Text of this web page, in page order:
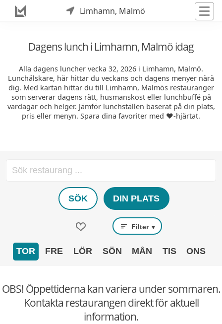
Limhamn, Malmö
Dagens lunch i Limhamn, Malmö idag
Alla dagens luncher vecka 32, 2026 i Limhamn, Malmö.
Lunchälskare, här hittar du veckans och dagens menyer närä
dig. Med kartan hittar du till Limhamn, Malmös restauranger
som serverar dagens rätt, husmanskost eller lunchbuffé på
vardagar och helger. Jämför lunchställen baserat på din plats,
pris eller menyn. Spara dina favoriter med ❤️-hjärtat.
SÖK DIN PLATS
Filter ▼
TOR FRE LÖR SÖN MÅN TIS ONS
OBS! Öppettiderna kan variera under sommaren.
Kontakta restaurangen direkt för aktuell
information.